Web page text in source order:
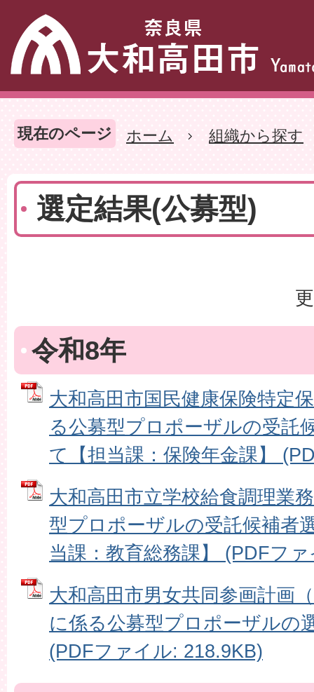
現在のページ ホーム 組織から探す
選定結果(公募型)
令和8年
大和高田市国民健康保険特定
る公募型プロポーザルの受託
て【担当課：保険年金課】
大和高田市立学校給食調理業
型プロポーザルの受託候補者
当課：教育総務課】 (PDFフ
大和高田市男女共同参画計画
に係る公募型プロポーザルの
(PDFファイル: 218.9KB)